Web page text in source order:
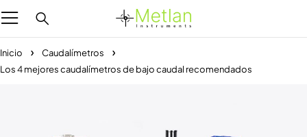
Inicio
Caudalímetros
Los 4 mejores caudalímetros de bajo caudal recomendados